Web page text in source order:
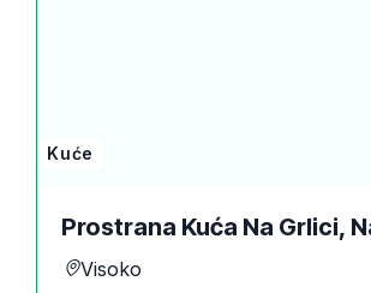
Kuće
Prostrana Kuća Na Grlici,
Hlapćevići, Moštre Kod
Visoko